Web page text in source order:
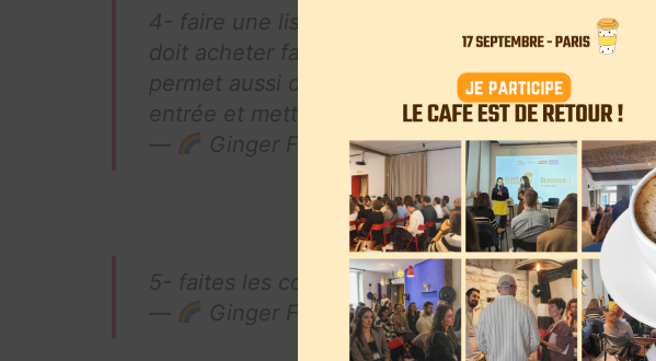
4- faire une liste de ce qu’on veut manger dans
doit acheter fait qu’on fera moins d’achats
permet aussi de rationaliser les courses (ex :
entrée et mettre celle qui reste dans les légumes
—
Ginger Force (@GingerForce1)5 juillet
5- faites les courses le ventre plein. Vraiment.
—
Ginger Force (@GingerForce1)5 juillet